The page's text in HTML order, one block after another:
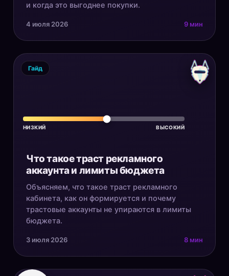
и когда это выгоднее покупки.
4 июля 2026 9 мин
НИЗКИЙ ВЫСОКИЙ
Гайд
Что такое траст рекламного
аккаунта и лимиты бюджета
Объясняем, что такое траст рекламного
кабинета, как он формируется и почему
трастовые аккаунты не упираются в лимиты
бюджета.
3 июля 2026 8 мин